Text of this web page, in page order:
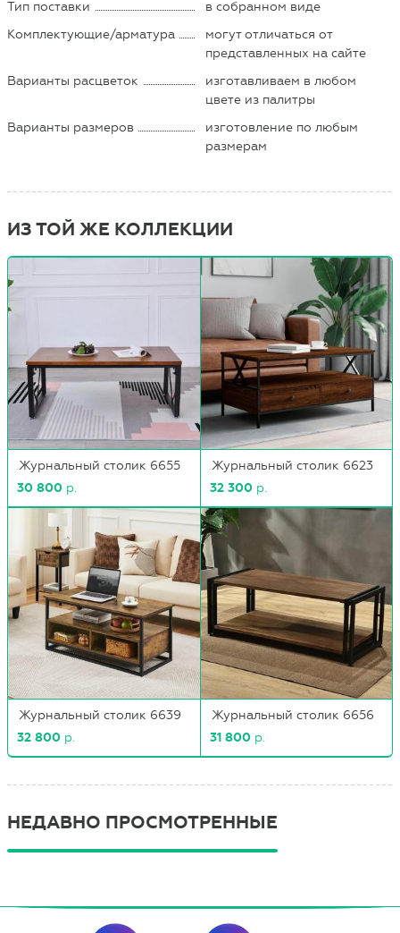
Тип поставки
в собранном виде
Комплектующие/арматура
могут отличаться от
представленных на сайте
Варианты расцветок
изготавливаем в любом
цвете из палитры
Варианты размеров
изготовление по любым
размерам
ИЗ ТОЙ ЖЕ КОЛЛЕКЦИИ
Журнальный столик 6655
30 800 р.
Журнальный столик 6623
32 300 р.
Журнальный столик 6639
32 800 р.
Журнальный столик 6656
31 800 р.
НЕДАВНО ПРОСМОТРЕННЫЕ